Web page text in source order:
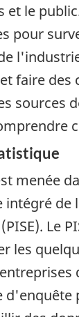
et le
pour
faire des
sources
menée
intégré de
Le
les